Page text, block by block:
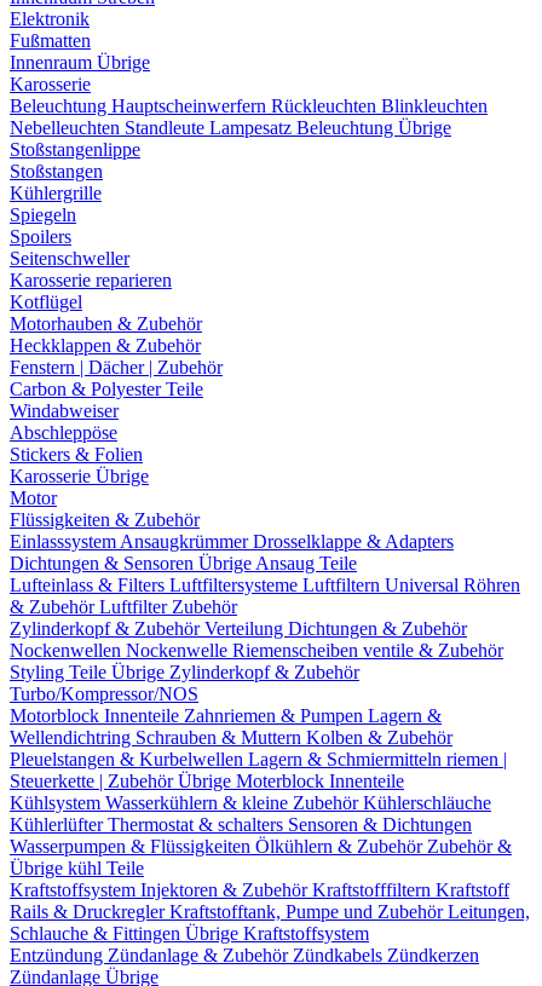
Elektronik
Fußmatten
Innenraum Übrige
Karosserie
Beleuchtung Hauptscheinwerfern Rückleuchten Blinkleuchten
Nebelleuchten Standleute Lampesatz Beleuchtung Übrige
Stoßstangenlippe
Stoßstangen
Kühlergrille
Spiegeln
Spoilers
Seitenschweller
Karosserie reparieren
Kotflügel
Motorhauben & Zubehör
Heckklappen & Zubehör
Fenstern | Dächer | Zubehör
Carbon & Polyester Teile
Windabweiser
Abschleppöse
Stickers & Folien
Karosserie Übrige
Motor
Flüssigkeiten & Zubehör
Einlasssystem AnsaugkrümmerDrosselklappe & Adapters
Dichtungen & Sensoren Übrige Ansaug Teile
Lufteinlass & Filters Luftfiltersysteme Luftfiltern Universal Röhren
& ZubehörLuftfilter Zubehör
Zylinderkopf & ZubehörVerteilung Dichtungen & Zubehör
Nockenwellen Nockenwelle Riemenscheiben ventile & Zubehör
Styling Teile Übrige Zylinderkopf & Zubehör
Turbo/Kompressor/NOS
Motorblock Innenteile Zahnriemen & Pumpen Lagern &
Wellendichtring Schrauben & Muttern Kolben & Zubehör
Pleuelstangen & Kurbelwellen Lagern & Schmiermitteln riemen |
Steuerkette | ZubehörÜbrige Moterblock Innenteile
Kühlsystem Wasserkühlern & kleine ZubehörKühlerschläuche
KühlerlüfterThermostat & schalters Sensoren & Dichtungen
Wasserpumpen & Flüssigkeiten Ölkühlern & Zubehör Zubehör &
Übrige kühl Teile
Kraftstoffsystem Injektoren & ZubehörKraftstofffiltern Kraftstoff
Rails & DruckreglerKraftstofftank, Pumpe und ZubehörLeitungen,
Schlauche & Fittingen Übrige Kraftstoffsystem
Entzündung Zündanlage & Zubehör Zündkabels Zündkerzen
Zündanlage Übrige